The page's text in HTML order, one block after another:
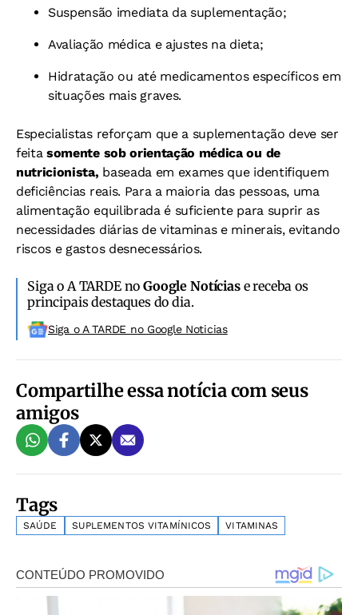
Suspensão imediata da suplementação;
Avaliação médica e ajustes na dieta;
Hidratação ou até medicamentos específicos em
situações mais graves.
Especialistas reforçam que a suplementação deve ser
feitasomente sob orientação médica ou de
nutricionista, baseada em exames que identifiquem
deficiências reais. Para a maioria das pessoas, uma
alimentação equilibrada é suficiente para suprir as
necessidades diárias de vitaminas e minerais, evitando
riscos e gastos desnecessários.
Siga o A TARDE noGoogle Notíciase receba os
principais destaques do dia.
Siga o A TARDE no Google Noticias
Compartilhe essa notícia com seus
amigos
Tags
SAÚDE SUPLEMENTOS VITAMÍNICOS VITAMINAS